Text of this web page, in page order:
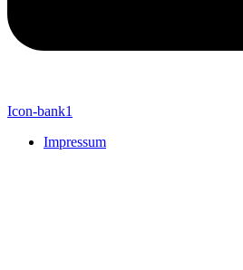
Icon-bank1
Impressum